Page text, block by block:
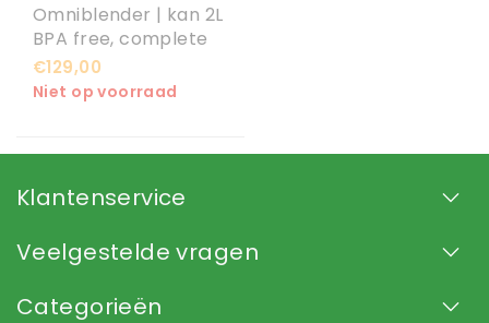
Omniblender | kan 2L
BPA free, complete
set
€129,00
Niet op voorraad
Klantenservice
Veelgestelde vragen
Categorieën